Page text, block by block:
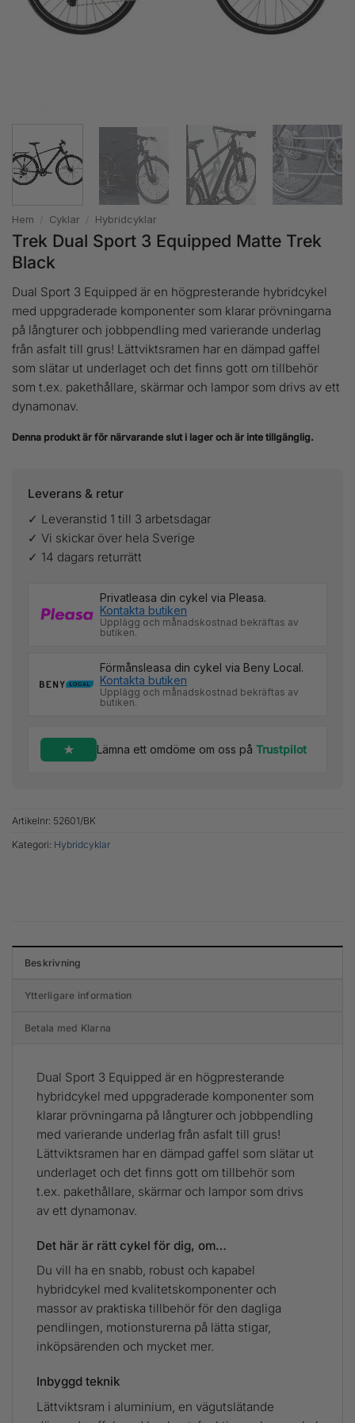
Hem / Cyklar / Hybridcyklar
Trek Dual Sport 3 Equipped Matte Trek
Black
Dual Sport 3 Equipped är en högpresterande hybridcykel
med uppgraderade komponenter som klarar prövningarna
på långturer och jobbpendling med varierande underlag
från asfalt till grus! Lättviktsramen har en dämpad gaffel
som slätar ut underlaget och det finns gott om tillbehör
som t.ex. pakethållare, skärmar och lampor som drivs av ett
dynamonav.
Denna produkt är för närvarande slut i lager och är inte tillgänglig.
Leverans & retur
✓ Leveranstid 1 till 3 arbetsdagar
✓ Vi skickar över hela Sverige
✓ 14 dagars returrätt
Privatleasa din cykel via Pleasa.
Kontakta butiken
Upplägg och månadskostnad bekräftas av
butiken.
Förmånsleasa din cykel via Beny Local.
Kontakta butiken
Upplägg och månadskostnad bekräftas av
butiken.
Lämna ett omdöme om oss på Trustpilot
Artikelnr: 52601/BK
Kategori: Hybridcyklar
Beskrivning
Ytterligare information
Betala med Klarna
Dual Sport 3 Equipped är en högpresterande
hybridcykel med uppgraderade komponenter som
klarar prövningarna på långturer och jobbpendling
med varierande underlag från asfalt till grus!
Lättviktsramen har en dämpad gaffel som slätar ut
underlaget och det finns gott om tillbehör som
t.ex. pakethållare, skärmar och lampor som drivs
av ett dynamonav.
Det här är rätt cykel för dig, om…
Du vill ha en snabb, robust och kapabel
hybridcykel med kvalitetskomponenter och
massor av praktiska tillbehör för den dagliga
pendlingen, motionsturerna på lätta stigar,
inköpsärenden och mycket mer.
Inbyggd teknik
Lättviktsram i aluminium, en vägutslätande